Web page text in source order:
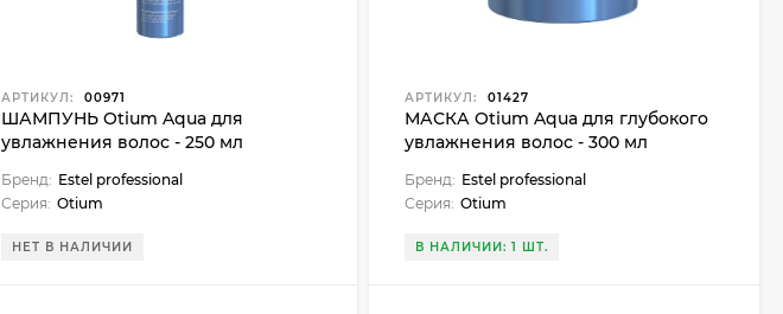
АРТИКУЛ: 00971
ШАМПУНЬ Otium Aqua для
увлажнения волос - 250 мл
Бренд: Estel professional
Серия: Otium
НЕТ В НАЛИЧИИ
АРТИКУЛ: 01427
МАСКА Otium Aqua для глубокого
увлажнения волос - 300 мл
Бренд: Estel professional
Серия: Otium
В НАЛИЧИИ: 1 ШТ.